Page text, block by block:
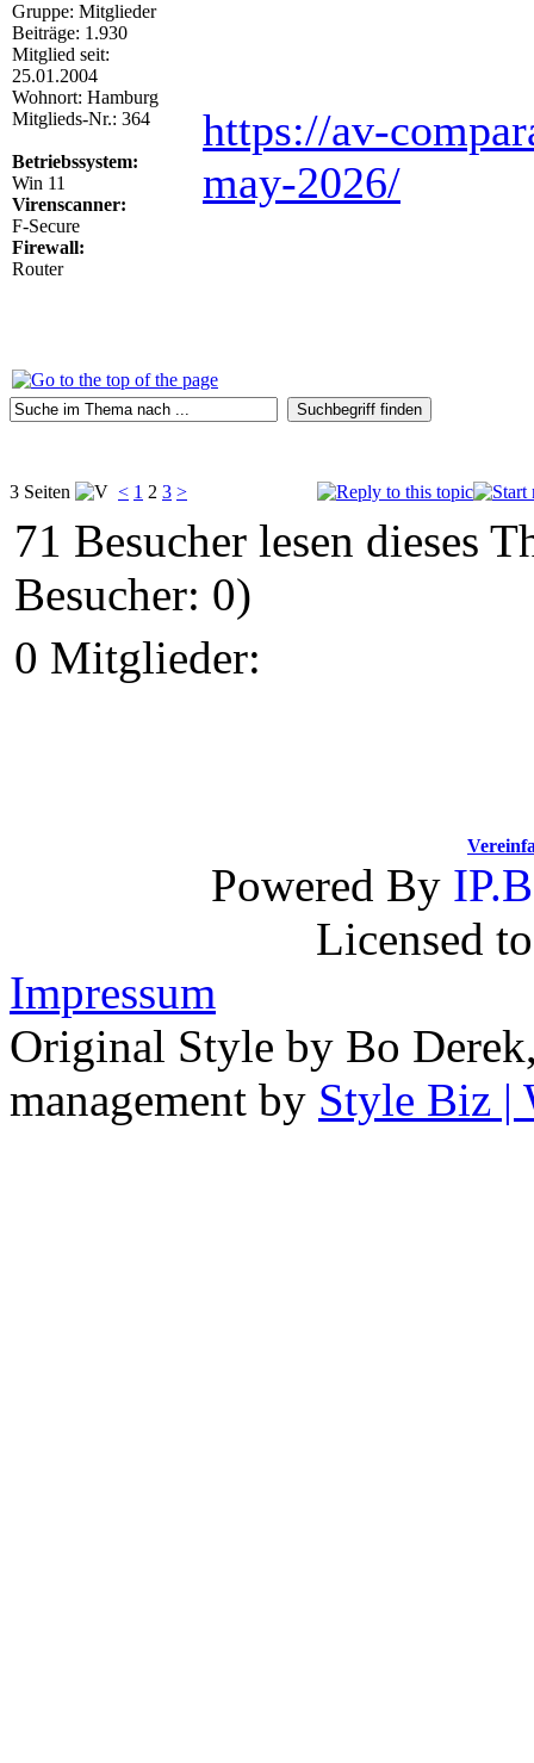
Gruppe: Mitglieder
Beiträge: 1.930
Mitglied seit:
25.01.2004
Wohnort: Hamburg
Mitglieds-Nr.: 364
Betriebssystem:
Win 11
Virenscanner:
F-Secure
Firewall:
Router
https://av-
may-2026/
3 Seiten < 1 2 3 >
71 Besucher lesen dieses
Besucher: 0)
0 Mitglieder:
Powered By
Licensed
Impressum
Original Style by Bo
management by Style Biz |